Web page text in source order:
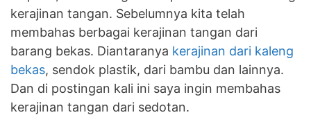
kerajinan tangan. Sebelumnya kita telah
membahas berbagai kerajinan tangan dari
barang bekas. Diantaranya kerajinan dari kaleng
bekas, sendok plastik, dari bambu dan lainnya.
Dan di postingan kali ini saya ingin membahas
kerajinan tangan dari sedotan.